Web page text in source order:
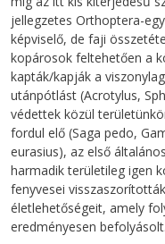
jellegzetes Orthoptera-
képviselő, de faji
kopárosok feltehetően a
kapták/kapják a
utánpótlást (Acrotylus,
védettek közül
fordul elő (Saga pedo,
eurasius), az első
harmadik területileg igen
fenyvesei
életlehetőségeit, amely
eredményesen befolyásolt.